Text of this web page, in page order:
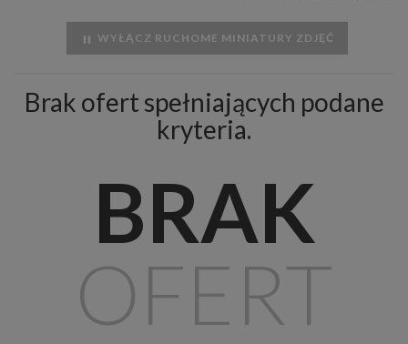
WYŁĄCZ RUCHOME MINIATURY ZDJĘĆ
Brak ofert spełniających podane
kryteria.
BRAK
OFERT